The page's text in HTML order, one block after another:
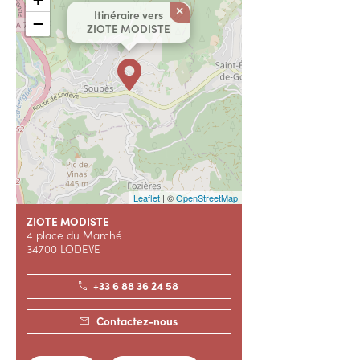
Itinéraire vers
ZIOTE MODISTE
×
−
Leaflet | ©OpenStreetMap
ZIOTE MODISTE
4 place du Marché
34700 LODEVE
+33 6 88 36 24 58
Contactez-nous